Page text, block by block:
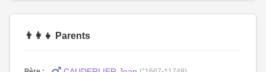
👨‍👩‍👧 Parents